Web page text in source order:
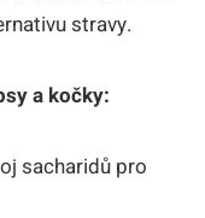
stravy.
a kočky:
sacharidů pro